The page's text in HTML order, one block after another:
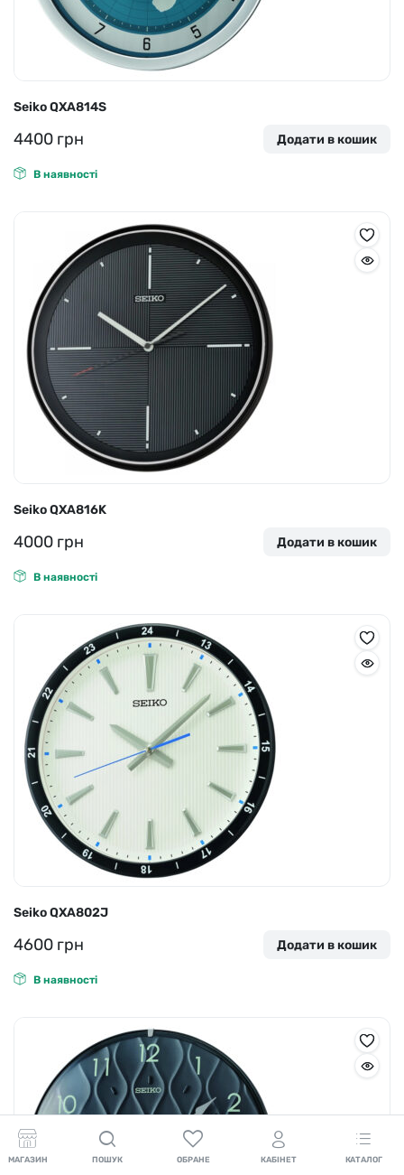
Seiko QXA814S
4400 грн Додати в кошик
В наявності
Seiko QXA816K
4000 грн Додати в кошик
В наявності
Seiko QXA802J
4600 грн Додати в кошик
В наявності
МАГАЗИН ПОШУК ОБРАНЕ КАБІНЕТ КАТАЛОГ